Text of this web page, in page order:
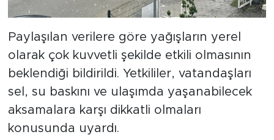
Paylaşılan verilere göre yağışların yerel
olarak çok kuvvetli şekilde etkili olmasının
beklendiği bildirildi. Yetkililer, vatandaşları
sel, su baskını ve ulaşımda yaşanabilecek
aksamalara karşı dikkatli olmaları
konusunda uyardı.